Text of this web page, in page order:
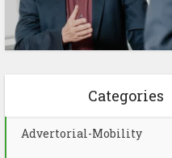
Categories
Advertorial-Mobility